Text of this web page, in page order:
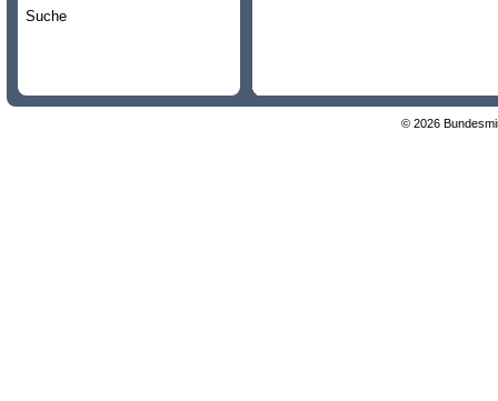
Suche
© 2026